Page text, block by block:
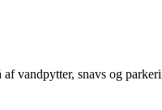
vandpytter, snavs og